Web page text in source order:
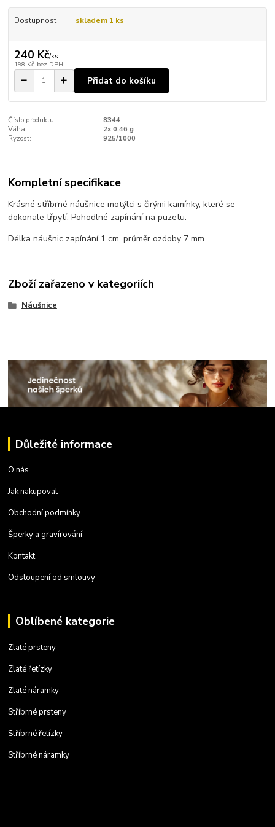
Dostupnost skladem 1 ks
240 Kč/ks
198 Kč bez DPH
Přidat do košíku
Číslo produktu:
8344
Váha:
2x 0,46 g
Ryzost:
925/1000
Kompletní specifikace
Krásné stříbrné náušnice motýlci s čirými kamínky, které se
dokonale třpytí. Pohodlné zapínání na puzetu.
Délka náušnic zapínání 1 cm, průměr ozdoby 7 mm.
Zboží zařazeno v kategoriích
Náušnice
Důležité informace
O nás
Jak nakupovat
Obchodní podmínky
Šperky a gravírování
Kontakt
Odstoupení od smlouvy
Oblíbené kategorie
Zlaté prsteny
Zlaté řetízky
Zlaté náramky
Stříbrné prsteny
Stříbrné řetízky
Stříbrné náramky